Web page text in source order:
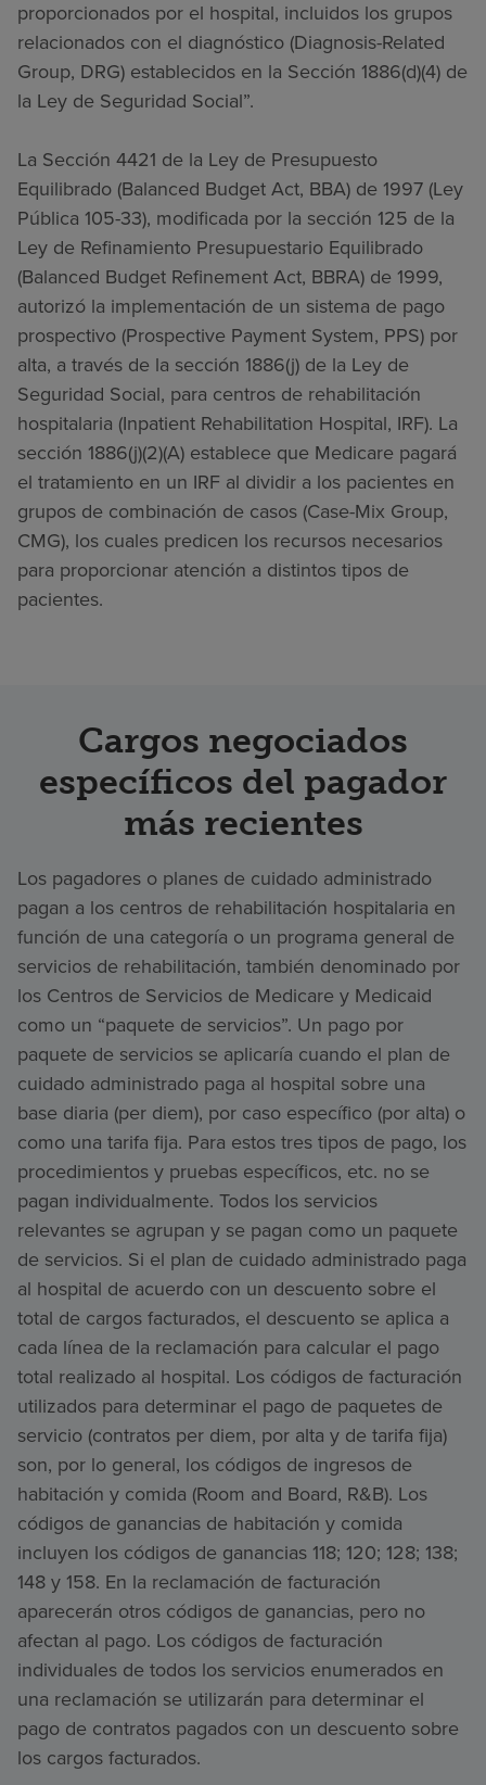
proporcionados por el hospital, incluidos los grupos
relacionados con el diagnóstico (Diagnosis-Related
Group, DRG) establecidos en la Sección 1886(d)(4) de
la Ley de Seguridad Social”.
La Sección 4421 de la Ley de Presupuesto
Equilibrado (Balanced Budget Act, BBA) de 1997 (Ley
Pública 105-33), modificada por la sección 125 de la
Ley de Refinamiento Presupuestario Equilibrado
(Balanced Budget Refinement Act, BBRA) de 1999,
autorizó la implementación de un sistema de pago
prospectivo (Prospective Payment System, PPS) por
alta, a través de la sección 1886(j) de la Ley de
Seguridad Social, para centros de rehabilitación
hospitalaria (Inpatient Rehabilitation Hospital, IRF). La
sección 1886(j)(2)(A) establece que Medicare pagará
el tratamiento en un IRF al dividir a los pacientes en
grupos de combinación de casos (Case-Mix Group,
CMG), los cuales predicen los recursos necesarios
para proporcionar atención a distintos tipos de
pacientes.
Cargos negociados
específicos del pagador
más recientes
Los pagadores o planes de cuidado administrado
pagan a los centros de rehabilitación hospitalaria en
función de una categoría o un programa general de
servicios de rehabilitación, también denominado por
los Centros de Servicios de Medicare y Medicaid
como un “paquete de servicios”. Un pago por
paquete de servicios se aplicaría cuando el plan de
cuidado administrado paga al hospital sobre una
base diaria (per diem), por caso específico (por alta) o
como una tarifa fija. Para estos tres tipos de pago, los
procedimientos y pruebas específicos, etc. no se
pagan individualmente. Todos los servicios
relevantes se agrupan y se pagan como un paquete
de servicios. Si el plan de cuidado administrado paga
al hospital de acuerdo con un descuento sobre el
total de cargos facturados, el descuento se aplica a
cada línea de la reclamación para calcular el pago
total realizado al hospital. Los códigos de facturación
utilizados para determinar el pago de paquetes de
servicio (contratos per diem, por alta y de tarifa fija)
son, por lo general, los códigos de ingresos de
habitación y comida (Room and Board, R&B). Los
códigos de ganancias de habitación y comida
incluyen los códigos de ganancias 118; 120; 128; 138;
148 y 158. En la reclamación de facturación
aparecerán otros códigos de ganancias, pero no
afectan al pago. Los códigos de facturación
individuales de todos los servicios enumerados en
una reclamación se utilizarán para determinar el
pago de contratos pagados con un descuento sobre
los cargos facturados.